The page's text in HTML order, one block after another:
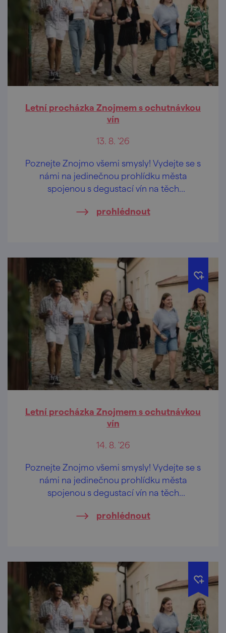
Letní procházka Znojmem s ochutnávkou
vín
13. 8. '26
Poznejte Znojmo všemi smysly! Vydejte se s
námi na jedinečnou prohlídku města
spojenou s degustací vín na těch
prohlédnout
Letní procházka Znojmem s ochutnávkou
vín
14. 8. '26
Poznejte Znojmo všemi smysly! Vydejte se s
námi na jedinečnou prohlídku města
spojenou s degustací vín na těch
prohlédnout